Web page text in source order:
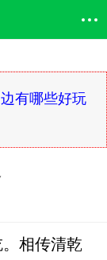
有哪些好玩
相传清乾